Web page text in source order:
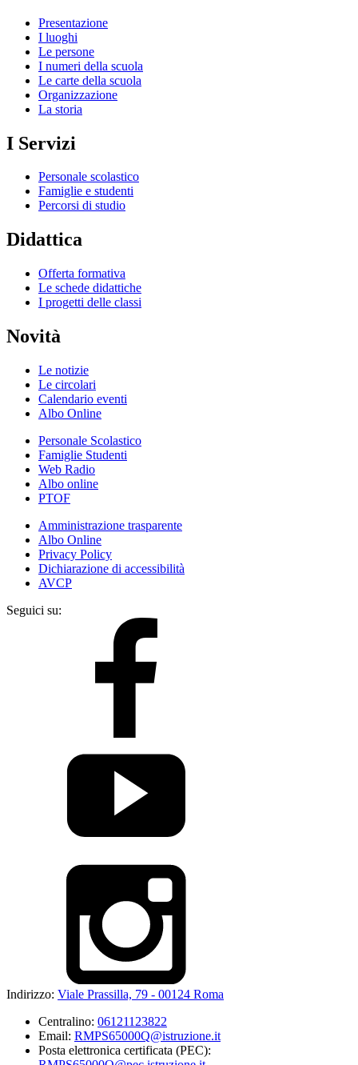
Presentazione
I luoghi
Le persone
I numeri della scuola
Le carte della scuola
Organizzazione
La storia
I Servizi
Personale scolastico
Famiglie e studenti
Percorsi di studio
Didattica
Offerta formativa
Le schede didattiche
I progetti delle classi
Novità
Le notizie
Le circolari
Calendario eventi
Albo Online
Personale Scolastico
Famiglie Studenti
Web Radio
Albo online
PTOF
Amministrazione trasparente
Albo Online
Privacy Policy
Dichiarazione di accessibilità
AVCP
Seguici su:
Indirizzo: Viale Prassilla, 79 - 00124 Roma
Centralino: 06121123822
Email: RMPS65000Q@istruzione.it
Posta elettronica certificata (PEC):